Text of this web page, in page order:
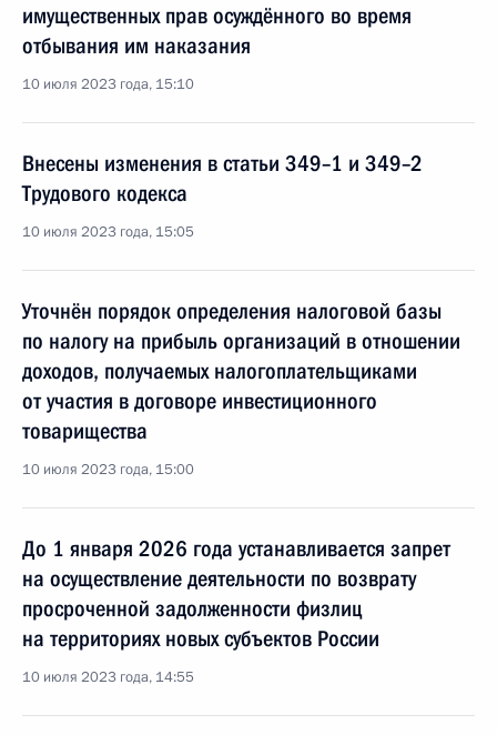
имущественных прав осуждённого во время
отбывания им наказания
10 июля 2023 года, 15:10
Внесены изменения в статьи 349–1 и 349–2
Трудового кодекса
10 июля 2023 года, 15:05
Уточнён порядок определения налоговой базы
по налогу на прибыль организаций в отношении
доходов, получаемых налогоплательщиками
от участия в договоре инвестиционного
товарищества
10 июля 2023 года, 15:00
До 1 января 2026 года устанавливается запрет
на осуществление деятельности по возврату
просроченной задолженности физлиц
на территориях новых субъектов России
10 июля 2023 года, 14:55